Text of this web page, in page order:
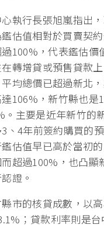
執行長張旭嵐指出
估值相對於買賣契約
100%，代表鑑估價
轉增貸或預售貸款
均總價已超過新北
106%，新竹縣也是
。主要是近年新竹的
、4年前簽約購買的
估值早已高於當初
超過100%，也凸顯
證。
市的核貸成數，以
；貸款利率則是